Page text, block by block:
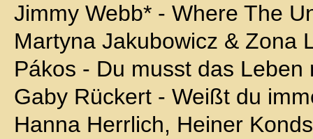
Jimmy Webb* - Where The
Martyna Jakubowicz & Zona
Pákos - Du musst das Leben
Gaby Rückert - Weißt du
Hanna Herrlich, Heiner